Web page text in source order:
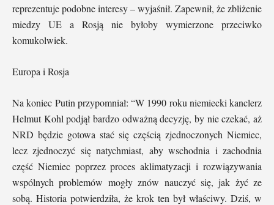
reprezentuje podobne interesy – wyjaśnił. Zapewnił, że zbliżenie
miedzy UE a Rosją nie byłoby wymierzone przeciwko
komukolwiek.
Europa i Rosja
Na koniec Putin przypomniał: “W 1990 roku niemiecki kanclerz
Helmut Kohl podjął bardzo odważną decyzję, by nie czekać, aż
NRD będzie gotowa stać się częścią zjednoczonych Niemiec,
lecz zjednoczyć się natychmiast, aby wschodnia i zachodnia
część Niemiec poprzez proces aklimatyzacji i rozwiązywania
wspólnych problemów mogły znów nauczyć się, jak żyć ze
sobą. Historia potwierdziła, że krok ten był właściwy. Dziś, w